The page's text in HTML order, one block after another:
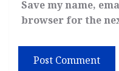
Save my name,
browser for the